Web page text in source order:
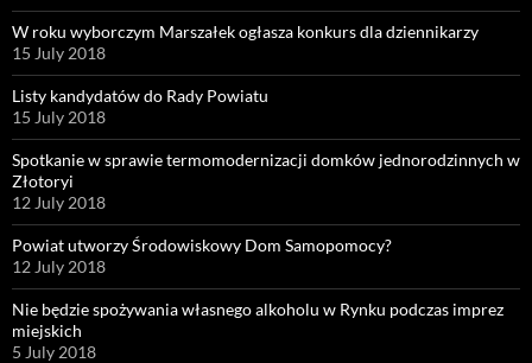
W roku wyborczym Marszałek ogłasza konkurs dla dziennikarzy
15 July 2018
Listy kandydatów do Rady Powiatu
15 July 2018
Spotkanie w sprawie termomodernizacji domków jednorodzinnych w
Złotoryi
12 July 2018
Powiat utworzy Środowiskowy Dom Samopomocy?
12 July 2018
Nie będzie spożywania własnego alkoholu w Rynku podczas imprez
miejskich
5 July 2018